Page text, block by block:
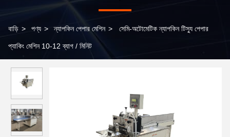
বাড়ি > পণ্য > ন্যাপকিন পেপার মেশিন > সেমি-অটোমেটিক ন্যাপকিন টিস্যু পেপার
প্যাকিং মেশিন 10-12 ব্যাগ / মিনিট